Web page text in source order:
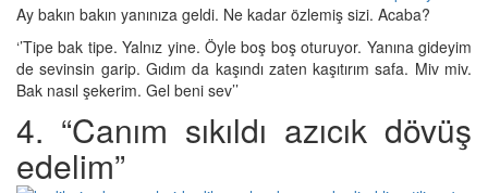
Ay bakın bakın yanınıza geldi. Ne kadar özlemiş sizi. Acaba?
‘’Tipe bak tipe. Yalnız yine. Öyle boş boş oturuyor. Yanına gideyim
de sevinsin garip. Gıdım da kaşındı zaten kaşıtırım safa. Miv miv.
Bak nasıl şekerim. Gel beni sev’’
4. “Canım sıkıldı azıcık dövüş
edelim”